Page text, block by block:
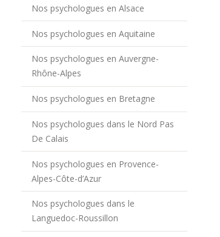
Nos psychologues en Alsace
Nos psychologues en Aquitaine
Nos psychologues en Auvergne-
Rhône-Alpes
Nos psychologues en Bretagne
Nos psychologues dans le Nord Pas
De Calais
Nos psychologues en Provence-
Alpes-Côte-d’Azur
Nos psychologues dans le
Languedoc-Roussillon